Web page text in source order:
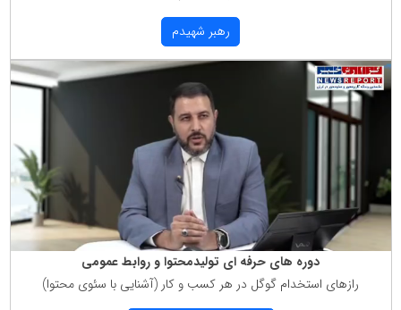
رهبر شهیدم
دوره های حرفه ای تولیدمحتوا و روابط عمومی
رازهای استخدام گوگل در هر كسب و كار (آشنایی با سئوی محتوا)